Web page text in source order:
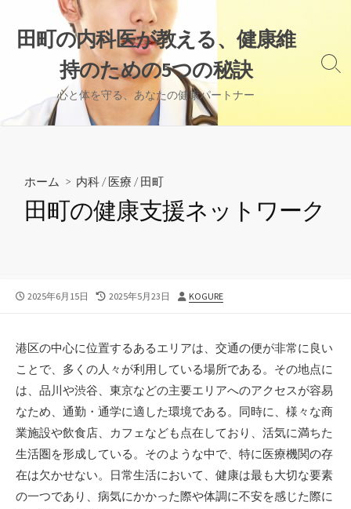
ス
田町の内科医が教える、健康維
持のための5つの秘訣
心と体を守る、あなたの健康パートナー
検
替
ホーム > 内科 /医療 /田町
田町の健康支援ネットワーク
公
2025年6月15日
最
新
日
2025年5月23日
投
KOGURE
港区の中心に位置するあるエリアは、交通の便が非常に良い
ことで、多くの人々が利用している場所である。 その地点に
は、品川や渋谷、東京などの主要エリアへのアクセスが容易
なため、通勤・通学に適した環境である。同時に、様々な商
業施設や飲食店、カフェなども点在しており、活気に満ちた
生活圏を形成している。そのような中で、特に医療機関の存
在は欠かせない。日常生活において、健康は最も大切な要素
の一つであり、病気にかかった際や体調に不安を感じた際に